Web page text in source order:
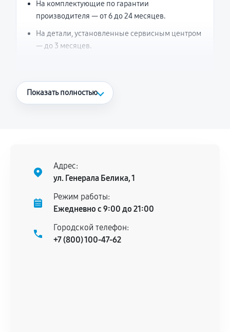
На комплектующие по гарантии
производителя — от 6 до 24 месяцев.
На детали, установленные сервисным центром
— до 3 месяцев.
Что считается гарантийным случаем
нормальной эксплуатации в течение
гарантийного срока.
Несоответствие комплектующей заявленным
техническим характеристикам.
Документы для подтверждения
Показать полностью
Адрес:
ул. Генерала Белика, 1
Режим работы:
Ежедневно с 9:00 до 21:00
Городской телефон:
+7 (800) 100-47-62